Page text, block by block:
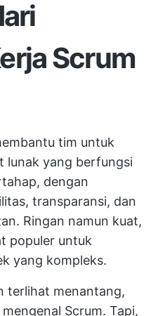
Scrum
tim untuk
lunak yang berfungsi
dengan
transparansi, dan
Ringan namun kuat,
populer untuk
yang kompleks.
terlihat menantang,
Scrum. Tapi,